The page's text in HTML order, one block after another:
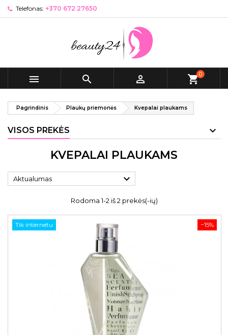
Telefonas: +370 672 27650
   shopping_cart0
Pagrindinis Plaukų priemonės Kvepalai plaukams
VISOS PREKĖS
KVEPALAI PLAUKAMS
Aktualumas 
Rodoma 1-2 iš 2 prekės(-ių)
−15%
Tik internetu